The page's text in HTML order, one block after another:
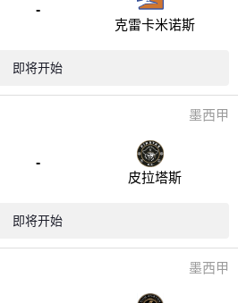
-
克雷卡米诺斯
即将开始
墨西甲
-
皮拉塔斯
即将开始
墨西甲